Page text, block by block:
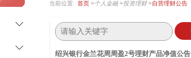
当前位置: 首页 >个人金融 >投资理财 >自营理财公告
绍兴银行金兰花周周盈2号理财产品净值公告